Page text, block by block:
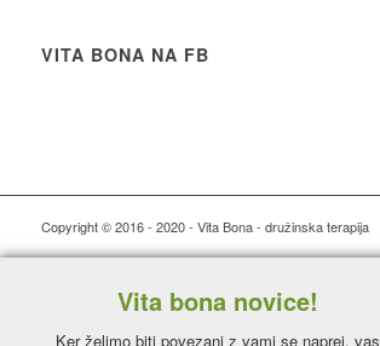
VITA BONA NA FB
Copyright © 2016 - 2020 - Vita Bona - družinska terapija
Vita bona novice!
Ker želimo biti povezani z vami se naprej, vas